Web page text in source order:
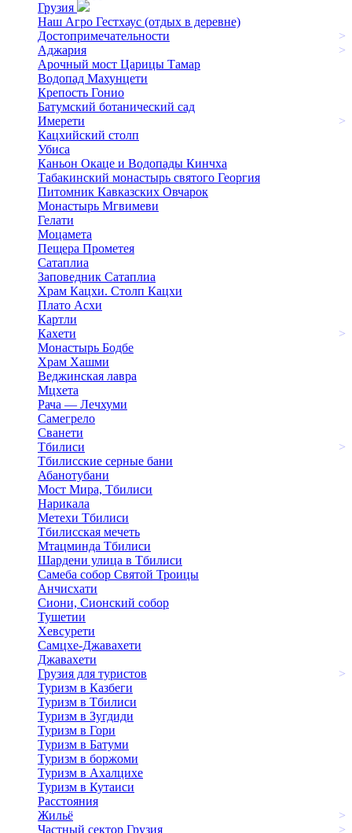
Грузия
Наш Агро Гестхаус (отдых в деревне)
Достопримечательности
>
Аджария
>
Арочный мост Царицы Тамар
Водопад Махунцети
Крепость Гонио
Батумский ботанический сад
Имерети
>
Кацхийский столп
Убиса
Каньон Окаце и Водопады Кинчха
Табакинский монастырь святого Георгия
Питомник Кавказских Овчарок
Монастырь Мгвимеви
Гелати
Моцамета
Пещера Прометея
Сатаплиа
Заповедник Сатаплиа
Храм Кацхи. Столп Кацхи
Плато Асхи
Картли
Кахети
>
Монастырь Бодбе
Храм Хашми
Веджинская лавра
Мцхета
Рача — Лечхуми
Самегрело
Сванети
Тбилиси
>
Тбилисские серные бани
Абанотубани
Мост Мира, Тбилиси
Нарикала
Метехи Тбилиси
Тбилисская мечеть
Мтацминда Тбилиси
Шардени улица в Тбилиси
Самеба собор Святой Троицы
Анчисхати
Сиони, Сионский собор
Тушетии
Хевсурети
Самцхе-Джавахети
Джавахети
Грузия для туристов
>
Туризм в Казбеги
Туризм в Тбилиси
Туризм в Зугдиди
Туризм в Гори
Туризм в Батуми
Туризм в боржоми
Туризм в Ахалцихе
Туризм в Кутаиси
Расстояния
Жильё
>
Частный сектор Грузия
>